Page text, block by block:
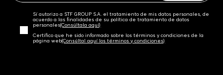
Sí autorizo a STF GROUP S.A. el tratamiento de mis datos personales, de
acuerdo a las finalidades de su política de tratamiento de datos
personales‎(Consúltala aquí)
Certifico que he sido informado sobre los términos y condiciones de la
página web‎(Consúltal aquí los términos y condiciones)